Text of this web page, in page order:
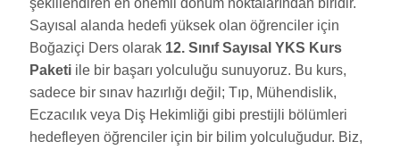
Sayısal alanda hedefi yüksek olan öğrenciler için
Boğaziçi Ders olarak 12. Sınıf Sayısal YKS Kurs
Paketiile bir başarı yolculuğu sunuyoruz. Bu kurs,
sadece bir sınav hazırlığı değil; Tıp, Mühendislik,
Eczacılık veya Diş Hekimliği gibi prestijli bölümleri
hedefleyen öğrenciler için bir bilim yolculuğudur. Biz,